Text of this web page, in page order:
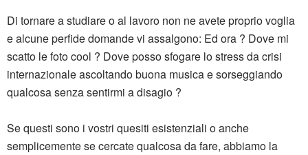
Di tornare a studiare o al lavoro non ne avete proprio voglia
e alcune perfide domande vi assalgono: Ed ora ? Dove mi
scatto le foto cool ? Dove posso sfogare lo stress da crisi
internazionale ascoltando buona musica e sorseggiando
qualcosa senza sentirmi a disagio ?
Se questi sono i vostri quesiti esistenziali o anche
semplicemente se cercate qualcosa da fare, abbiamo la